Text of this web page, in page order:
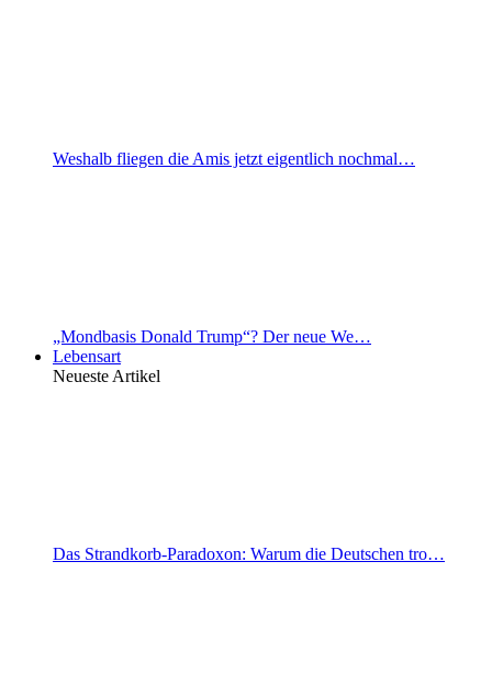
Weshalb fliegen die Amis jetzt eigentlich nochmal…
„Mondbasis Donald Trump“? Der neue We…
Lebensart
Neueste Artikel
Das Strandkorb-Paradoxon: Warum die Deutschen tro…